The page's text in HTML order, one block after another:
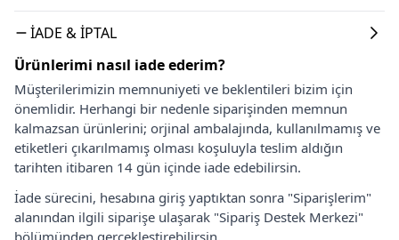
İADE & İPTAL
Ürünlerimi nasıl iade ederim?
Müşterilerimizin memnuniyeti ve beklentileri bizim için
önemlidir. Herhangi bir nedenle siparişinden memnun
kalmazsan ürünlerini; orjinal ambalajında, kullanılmamış ve
etiketleri çıkarılmamış olması koşuluyla teslim aldığın
tarihten itibaren 14 gün içinde iade edebilirsin.
İade sürecini, hesabına giriş yaptıktan sonra "Siparişlerim"
alanından ilgili siparişe ulaşarak "Sipariş Destek Merkezi"
bölümünden gerçekleştirebilirsin.